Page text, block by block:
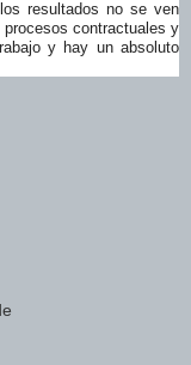
resultados no se ven
contractuales y
y hay un absoluto